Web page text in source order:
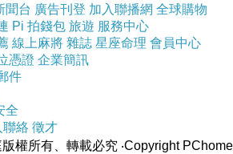
幾乎無時無刻不為他這絕頂聰明
好，但卻似乎從不想到怎樣應用
聞台 廣告刊登 加入聯播網 全球購物
Pi 拍錢包 旅遊 服務中心
線上麻將 雜誌 星座命理 會員中心
憑證 企業簡訊
件
全
聯絡 徵才
版權所有、轉載必究 ‧Copyright PChome